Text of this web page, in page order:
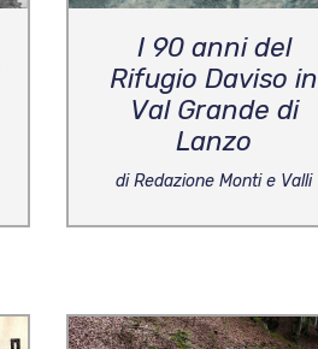
I 90 anni del
Rifugio Daviso in
Val Grande di
Lanzo
di Redazione Monti e Valli